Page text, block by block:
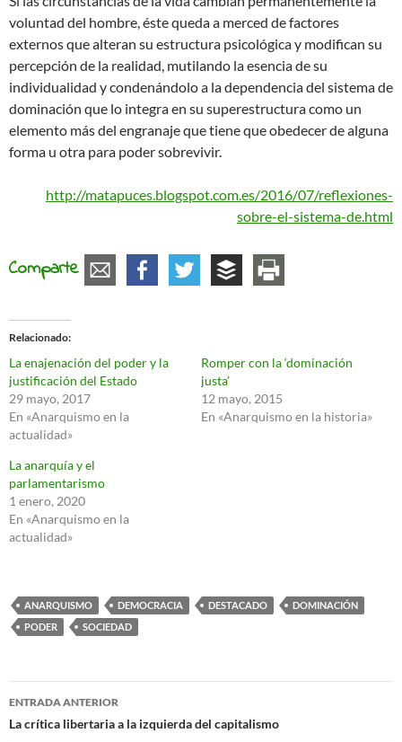
voluntad del hombre, éste queda a merced de factores
externos que alteran su estructura psicológica y modifican su
percepción de la realidad, mutilando la esencia de su
individualidad y condenándolo a la dependencia del sistema de
dominación que lo integra en su superestructura como un
elemento más del engranaje que tiene que obedecer de alguna
forma u otra para poder sobrevivir.
http://matapuces.blogspot.com.es/2016/07/reflexiones-
sobre-el-sistema-de.html
Comparte
Relacionado
La enajenación del poder y la
justificación del Estado
29 mayo, 2017
En «Anarquismo en la
actualidad»
Romper con la ‘dominación
justa’
12 mayo, 2015
En «Anarquismo en la historia»
La anarquía y el
parlamentarismo
1 enero, 2020
En «Anarquismo en la
actualidad»
ANARQUISMO DEMOCRACIA DESTACADO
DOMINACIÓN
PODER
SOCIEDAD
Navegación
de
ENTRADA ANTERIOR
La crítica libertaria a la izquierda del capitalismo